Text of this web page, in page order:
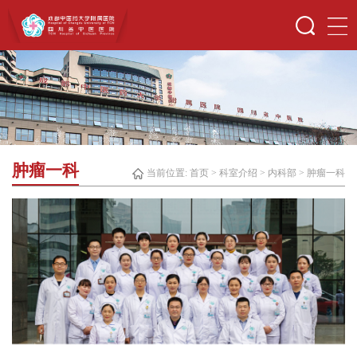
当前位置: 首页 > 科室介绍 > 内科部 > 肿瘤一科
肿瘤一科